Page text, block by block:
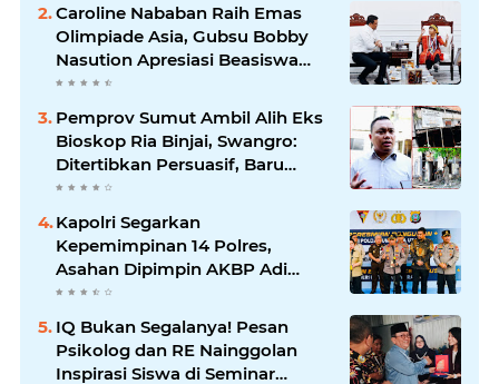
Caroline Nababan Raih Emas
Olimpiade Asia, Gubsu Bobby
Nasution Apresiasi Beasiswa
dan Bimbel
Pemprov Sumut Ambil Alih Eks
Bioskop Ria Binjai, Swangro:
Ditertibkan Persuasif, Baru
Kelola dengan Baik
Kapolri Segarkan
Kepemimpinan 14 Polres,
Asahan Dipimpin AKBP Adi
Dharma Pramudhita
IQ Bukan Segalanya! Pesan
Psikolog dan RE Nainggolan
Inspirasi Siswa di Seminar